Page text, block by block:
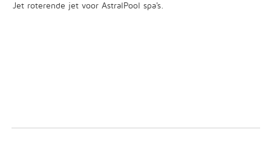
Jet roterende jet voor AstralPool spa's.